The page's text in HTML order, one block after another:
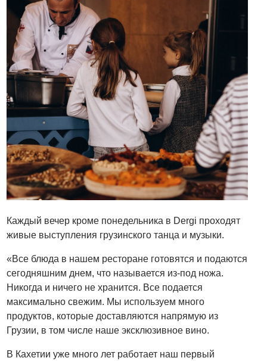
Каждый вечер кроме понедельника в Dergi проходят
живые выступления грузинского танца и музыки.
«Все блюда в нашем ресторане готовятся и подаются
сегодняшним днем, что называется из-под ножа.
Никогда и ничего не хранится. Все подается
максимально свежим. Мы используем много
продуктов, которые доставляются напрямую из
Грузии, в том числе наше эксклюзивное вино.
В Кахетии уже много лет работает наш первый